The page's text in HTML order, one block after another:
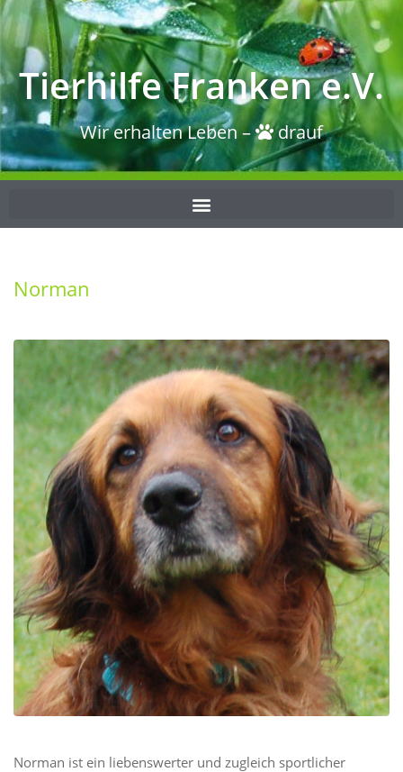
Tierhilfe Franken e.V.
Wir erhalten Leben – drauf
Norman
Norman ist ein liebenswerter und zugleich sportlicher